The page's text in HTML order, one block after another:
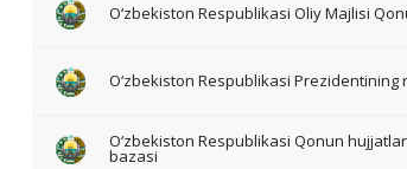
O‘zbekiston Respublikasi Oliy Majlisi
O‘zbekiston Respublikasi Prezidentining
O‘zbekiston Respublikasi Qonun
bazasi